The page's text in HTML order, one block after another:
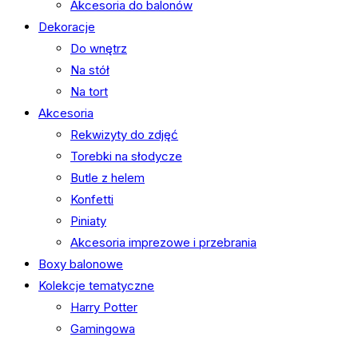
Akcesoria do balonów
Dekoracje
Do wnętrz
Na stół
Na tort
Akcesoria
Rekwizyty do zdjęć
Torebki na słodycze
Butle z helem
Konfetti
Piniaty
Akcesoria imprezowe i przebrania
Boxy balonowe
Kolekcje tematyczne
Harry Potter
Gamingowa